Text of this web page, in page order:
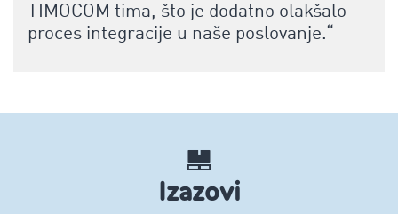
TIMOCOM tima, što je dodatno olakšalo
proces integracije u naše poslovanje.“
Izazovi